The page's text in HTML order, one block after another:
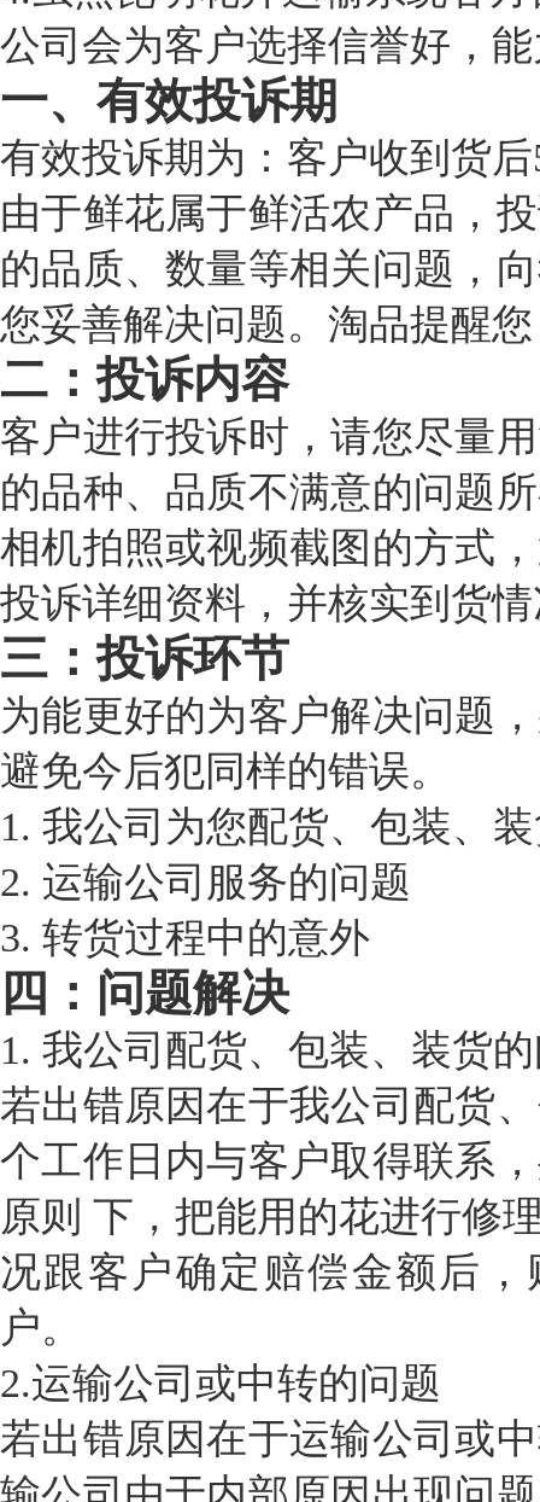
公司会为客户选择信誉好，
一、有效投诉期
有效投诉期为：客户收到货后
由于鲜花属于鲜活农产品，
的品质、数量等相关问题，
您妥善解决问题。淘品提醒
二：投诉内容
客户进行投诉时，请您尽量
的品种、品质不满意的问题
相机拍照或视频截图的方式
投诉详细资料，并核实到货
三：投诉环节
为能更好的为客户解决问题
避免今后犯同样的错误。
1. 我公司为您配货、包装、
2. 运输公司服务的问题
3. 转货过程中的意外
四：问题解决
1. 我公司配货、包装、装货
若出错原因在于我公司配货
个工作日内与客户取得联系
原则 下，把能用的花进行修
况跟客户确定赔偿金额后
户。
2.运输公司或中转的问题
若出错原因在于运输公司或